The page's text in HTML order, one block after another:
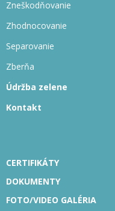
Zneškodňovanie
Zhodnocovanie
Separovanie
Zberňa
Údržba zelene
Kontakt
CERTIFIKÁTY
DOKUMENTY
FOTO/VIDEO GALÉRIA